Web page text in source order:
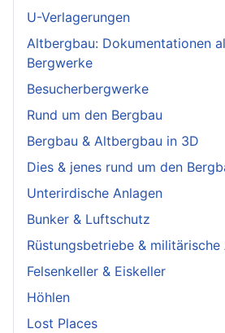
U-Verlagerungen
Altbergbau: Dokumentationen
Bergwerke
Besucherbergwerke
Rund um den Bergbau
Bergbau & Altbergbau in 3D
Dies & jenes rund um den
Unterirdische Anlagen
Bunker & Luftschutz
Rüstungsbetriebe & militärische
Felsenkeller & Eiskeller
Höhlen
Lost Places